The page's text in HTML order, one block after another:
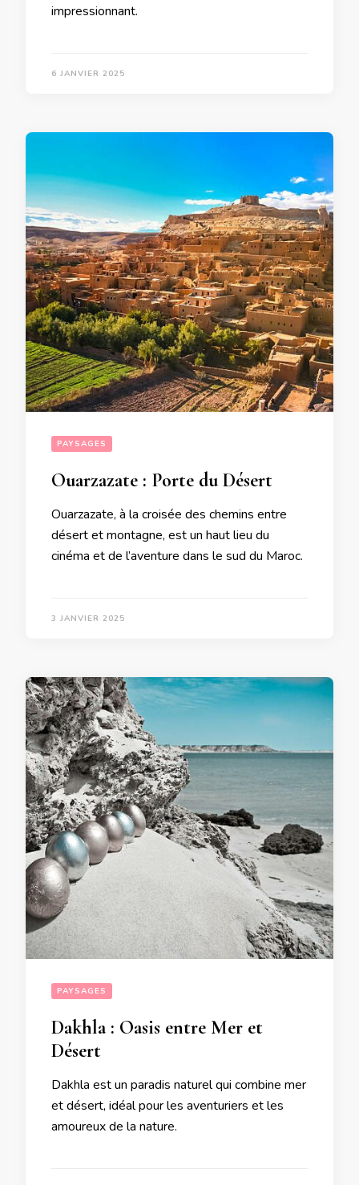
impressionnant.
6 JANVIER 2025
PAYSAGES
Ouarzazate : Porte du Désert
Ouarzazate, à la croisée des chemins entre
désert et montagne, est un haut lieu du
cinéma et de l’aventure dans le sud du Maroc.
3 JANVIER 2025
PAYSAGES
Dakhla : Oasis entre Mer et
Désert
Dakhla est un paradis naturel qui combine mer
et désert, idéal pour les aventuriers et les
amoureux de la nature.